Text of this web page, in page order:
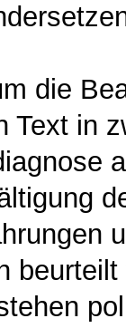
die
Text in